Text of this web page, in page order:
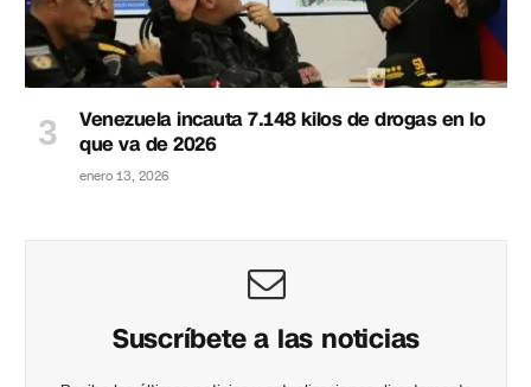
Venezuela incauta 7.148 kilos de drogas en lo
que va de 2026
enero 13, 2026
Suscríbete a las noticias